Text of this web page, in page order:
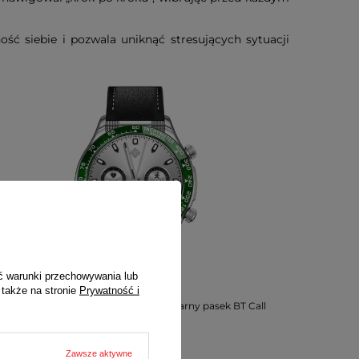
siebie i pozwala uniknąć stresujących sytuacji
Rubicon RNCE94 srebrny czarny pasek BT Call
warunki przechowywania lub
na stronie Prywatność i
Zawsze aktywne